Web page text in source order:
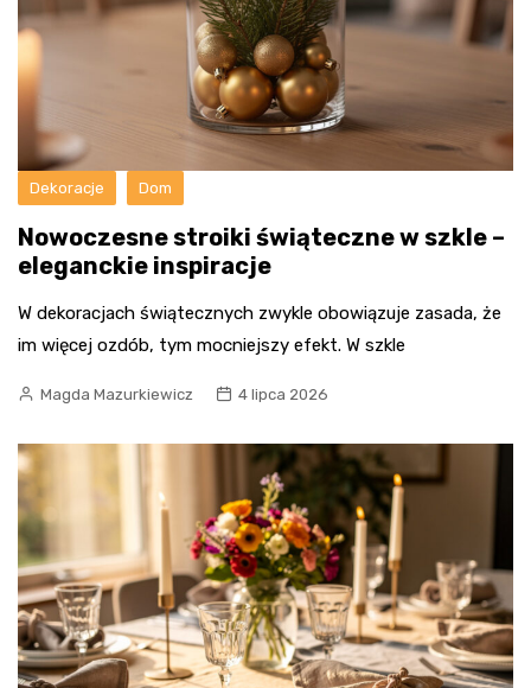
Dekoracje Dom
Nowoczesne stroiki świąteczne w szkle –
eleganckie inspiracje
W dekoracjach świątecznych zwykle obowiązuje zasada, że
im więcej ozdób, tym mocniejszy efekt. W szkle
Magda Mazurkiewicz 4 lipca 2026